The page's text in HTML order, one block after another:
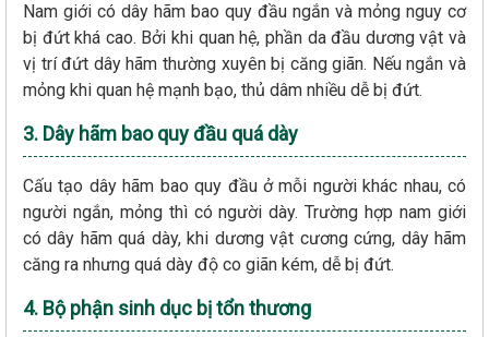
Nam giới có dây hãm bao quy đầu ngắn và mỏng nguy cơ
bị đứt khá cao. Bởi khi quan hệ, phần da đầu dương vật và
vị trí đứt dây hãm thường xuyên bị căng giãn. Nếu ngắn và
mỏng khi quan hệ mạnh bạo, thủ dâm nhiều dễ bị đứt.
3. Dây hãm bao quy đầu quá dày
Cấu tạo dây hãm bao quy đầu ở mỗi người khác nhau, có
người ngắn, mỏng thì có người dày. Trường hợp nam giới
có dây hãm quá dày, khi dương vật cương cứng, dây hãm
căng ra nhưng quá dày độ co giãn kém, dễ bị đứt.
4. Bộ phận sinh dục bị tổn thương